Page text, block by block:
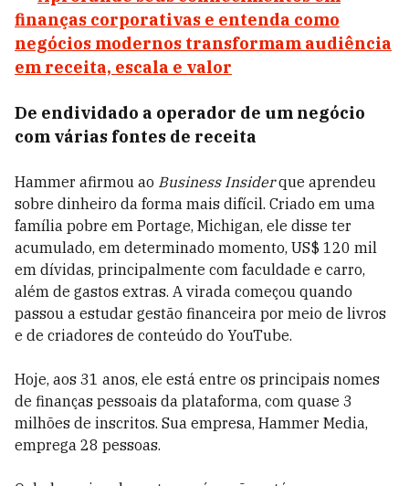
finanças corporativas e entenda como
negócios modernos transformam audiência
em receita, escala e valor
De endividado a operador de um negócio
com várias fontes de receita
Hammer afirmou ao Business Insiderque aprendeu
sobre dinheiro da forma mais difícil. Criado em uma
família pobre em Portage, Michigan, ele disse ter
acumulado, em determinado momento, US$ 120 mil
em dívidas, principalmente com faculdade e carro,
além de gastos extras. A virada começou quando
passou a estudar gestão financeira por meio de livros
e de criadores de conteúdo do YouTube.
Hoje, aos 31 anos, ele está entre os principais nomes
de finanças pessoais da plataforma, com quase 3
milhões de inscritos. Sua empresa, Hammer Media,
emprega 28 pessoas.